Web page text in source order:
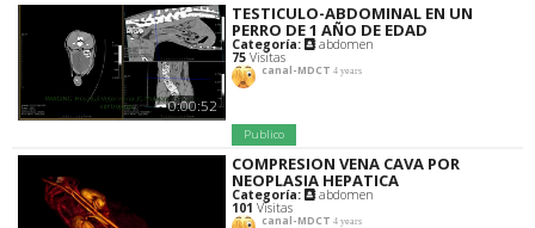
0:00:52
TESTICULO-ABDOMINAL EN UN
PERRO DE 1 AÑO DE EDAD
Categoría: abdomen
75 Visitas
canal-MDCT 4 years
Publico
COMPRESION VENA CAVA POR
NEOPLASIA HEPATICA
Categoría: abdomen
101 Visitas
canal-MDCT 4 years